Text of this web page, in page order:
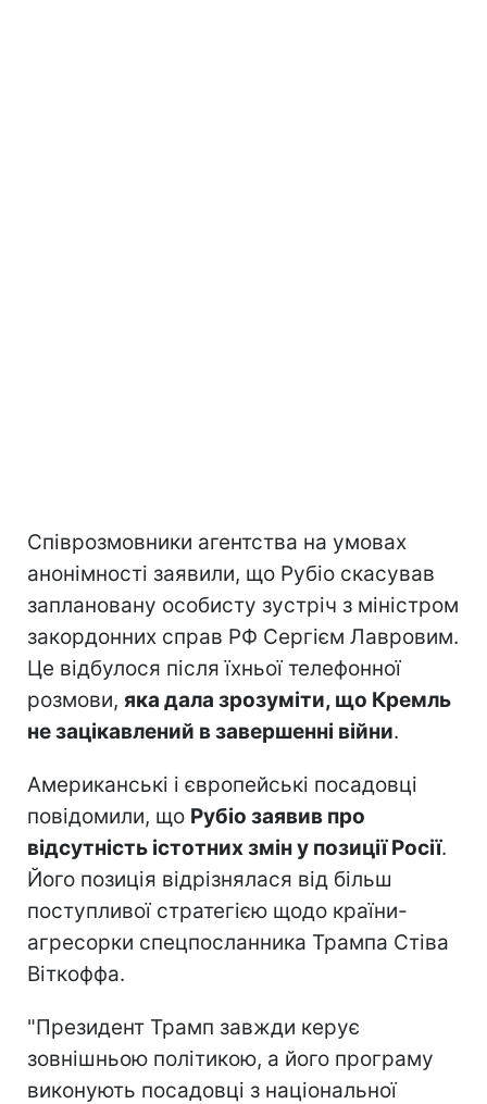
Співрозмовники агентства на умовах
анонімності заявили, що Рубіо скасував
заплановану особисту зустріч з міністром
закордонних справ РФ Сергієм Лавровим.
Це відбулося після їхньої телефонної
розмови, яка дала зрозуміти, що Кремль
не зацікавлений в завершенні війни.
Американські і європейські посадовці
повідомили, що Рубіо заявив про
відсутність істотних змін у позиції Росії.
Його позиція відрізнялася від більш
поступливої стратегією щодо країни-
агресорки спецпосланника Трампа Стіва
Віткоффа.
"Президент Трамп завжди керує
зовнішньою політикою, а його програму
виконують посадовці з національної